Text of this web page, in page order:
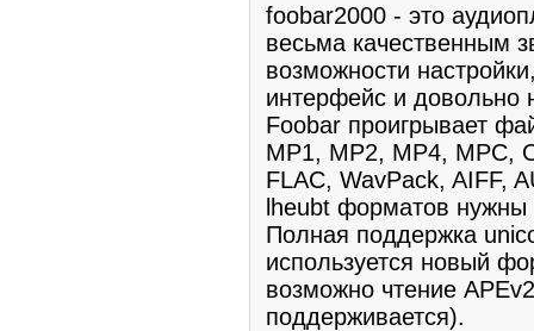
foobar2000 - это
весьма качественным
возможности
интерфейс и довольно
Foobar проигрывает
MP1, MP2, MP4, MPC,
FLAC, WavPack, AIFF,
lheubt форматов
Полная поддержка
используется новый
возможно чтение
поддерживается).